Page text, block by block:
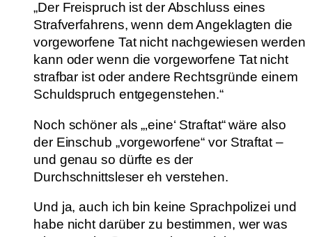
„Der Freispruch ist der Abschluss eines
Strafverfahrens, wenn dem Angeklagten die
vorgeworfene Tat nicht nachgewiesen werden
kann oder wenn die vorgeworfene Tat nicht
strafbar ist oder andere Rechtsgründe einem
Schuldspruch entgegenstehen.“
Noch schöner als „‚eine‘ Straftat“ wäre also
der Einschub „vorgeworfene“ vor Straftat –
und genau so dürfte es der
Durchschnittsleser eh verstehen.
Und ja, auch ich bin keine Sprachpolizei und
habe nicht darüber zu bestimmen, wer was